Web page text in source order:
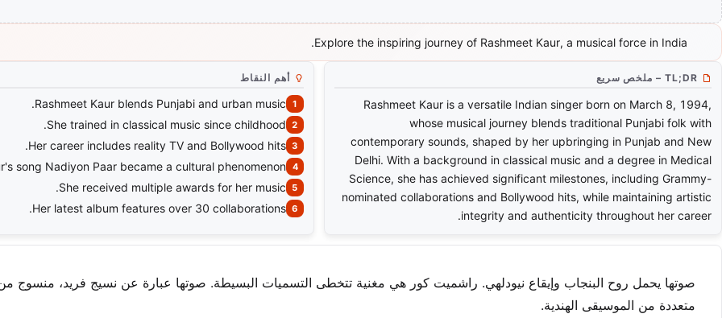
Explore the inspiring journey of Rashmeet Kaur, a musical force in India.
TL;DR – ملخص سريع
Rashmeet Kaur is a versatile Indian singer born on March 8, 1994,
whose musical journey blends traditional Punjabi folk with
contemporary sounds, shaped by her upbringing in Punjab and New
Delhi. With a background in classical music and a degree in Medical
Science, she has achieved significant milestones, including Grammy-
nominated collaborations and Bollywood hits, while maintaining artistic
integrity and authenticity throughout her career.
أهم النقاط
Rashmeet Kaur blends Punjabi and urban music.
She trained in classical music since childhood.
Her career includes reality TV and Bollywood hits.
song Nadiyon Paar became a cultural phenomenon.
She received multiple awards for her music.
Her latest album features over 30 collaborations.
صوتها يحمل روح البنجاب وإيقاع نيودلهي. راشميت كور هي مغنية تتخطى التسميات البسيطة. صوتها عبارة عن نسيج فريد، منسوج
متعددة من الموسيقى الهندية.